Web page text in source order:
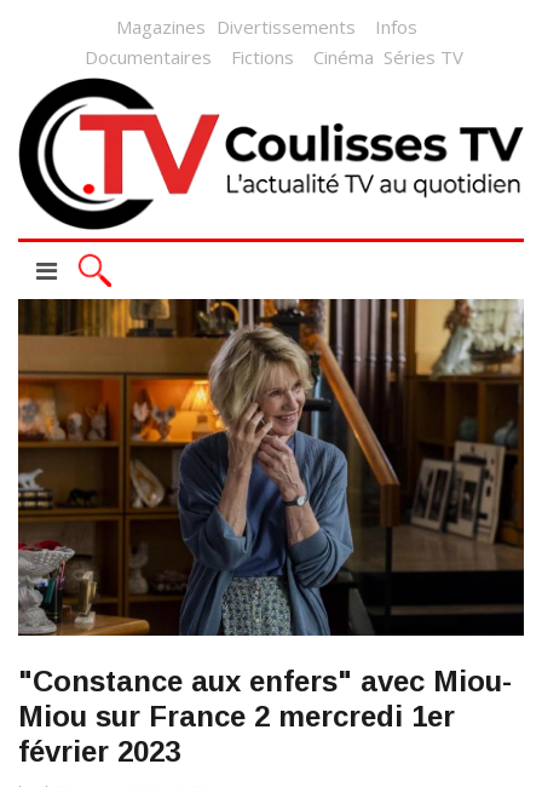
Magazines Divertissements
Infos
Documentaires
Fictions Cinéma Séries TV
"Constance aux enfers" avec Miou-
Miou sur France 2 mercredi 1er
février 2023